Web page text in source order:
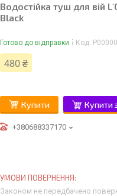
Водостійка туш для вій
Black
Готово до відправки Код:
480 ₴
Купити Купити
+380688337170
Законом не передбачено